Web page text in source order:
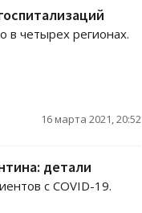
в четырех регионах.
16 марта 2021, 20:52
детали
с COVID-19.